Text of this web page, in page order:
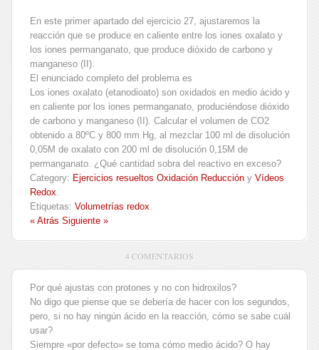
En este primer apartado del ejercicio 27, ajustaremos la
reacción que se produce en caliente entre los iones oxalato y
los iones permanganato, que produce dióxido de carbono y
manganeso (II).
El enunciado completo del problema es
Los iones oxalato (etanodioato) son oxidados en medio ácido y
en caliente por los iones permanganato, produciéndose dióxido
de carbono y manganeso (II). Calcular el volumen de CO2
obtenido a 80ºC y 800 mm Hg, al mezclar 100 ml de disolución
0,05M de oxalato con 200 ml de disolución 0,15M de
permanganato. ¿Qué cantidad sobra del reactivo en exceso?
Category: Ejercicios resueltos Oxidación Reducción y Vídeos
Redox.
Etiquetas: Volumetrías redox.
« Atrás Siguiente »
4 COMENTARIOS
Por qué ajustas con protones y no con hidroxilos?
No digo que piense que se debería de hacer con los segundos,
pero, si no hay ningún ácido en la reacción, cómo se sabe cuál
usar?
Siempre «por defecto» se toma cómo medio ácido? O hay